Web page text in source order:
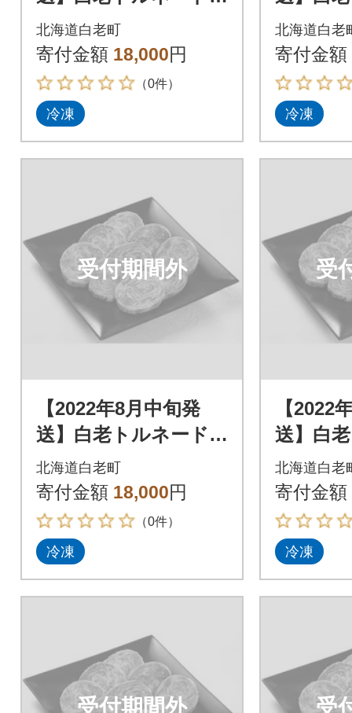
ステーキ 1パック3枚
(合計180g)×3パック
北海道白老町
寄付金額 18,000円
（0件）
冷凍
ステー
(合計
北海道白老
寄付金額
冷凍
受付期間外
【2022年8月中旬発
送】白老トルネード
ステーキ 1パック3枚
(合計180g)×3パック
北海道白老町
寄付金額 18,000円
（0件）
冷凍
受
【2022
送】白
ステー
(合計
北海道白老
寄付金額
冷凍
受付期間外 受